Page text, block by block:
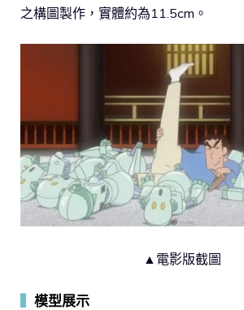
之構圖製作，實體約為11.5cm。
▲電影版截圖
模型展示